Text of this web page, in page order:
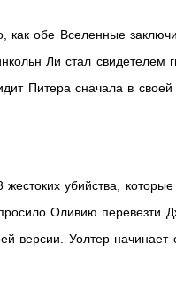
как обе Вселенные
Ли стал свидетелем
Питера сначала в
жестоких убийства,
Оливию перевезти
версии. Уолтер